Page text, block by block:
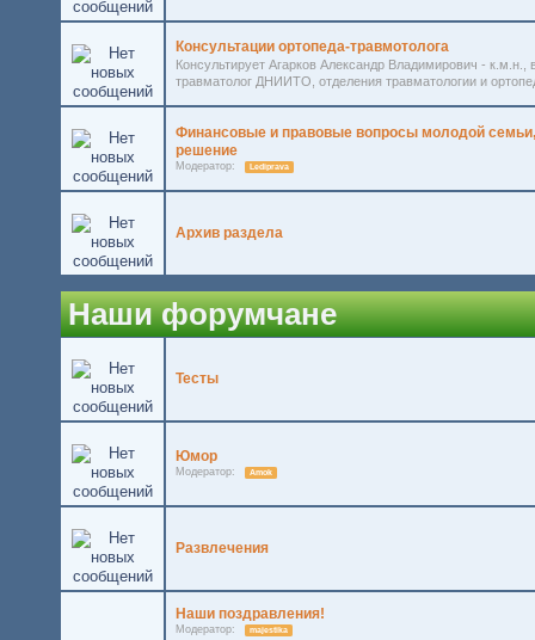
Консультации ортопеда-травмотолога
Консультирует Агарков Александр Владимирович - к.м.н.,
травматолог ДНИИТО, отделения травматологии и
Финансовые и правовые вопросы молодой
решение
Модератор: Lediprava
Архив раздела
Наши форумчане
Тесты
Юмор
Модератор: Amok
Развлечения
Наши поздравления!
Модератор: majestika